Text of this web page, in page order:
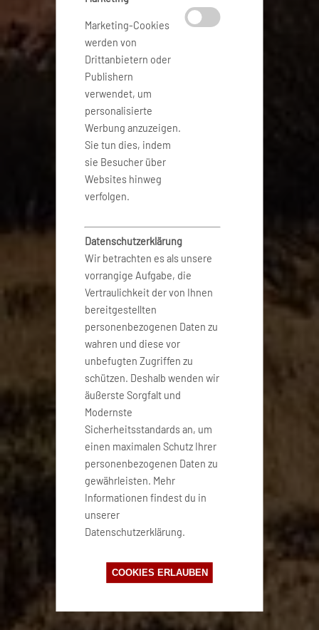
Marketing-Cookies
werden von
Drittanbietern oder
Publishern
verwendet, um
personalisierte
Werbung anzuzeigen.
Sie tun dies, indem
sie Besucher über
Websites hinweg
verfolgen.
Datenschutzerklärung
Wir betrachten es als unsere
vorrangige Aufgabe, die
Vertraulichkeit der von Ihnen
bereitgestellten
personenbezogenen Daten zu
wahren und diese vor
unbefugten Zugriffen zu
schützen. Deshalb wenden wir
äußerste Sorgfalt und
Modernste
Sicherheitsstandards an, um
einen maximalen Schutz Ihrer
personenbezogenen Daten zu
gewährleisten. Mehr
Informationen findest du in
unserer
Datenschutzerklärung.
COOKIES ERLAUBEN